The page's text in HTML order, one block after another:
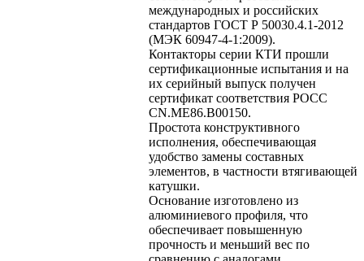
международных и российских
стандартов ГОСТ Р 50030.4.1-2012
(МЭК 60947-4-1:2009).
Контакторы серии КТИ прошли
сертификационные испытания и на
их серийный выпуск получен
сертификат соответствия РОСС
CN.ME86.B00150.
Простота конструктивного
исполнения, обеспечивающая
удобство замены составных
элементов, в частности втягивающей
катушки.
Основание изготовлено из
алюминиевого профиля, что
обеспечивает повышенную
прочность и меньший вес по